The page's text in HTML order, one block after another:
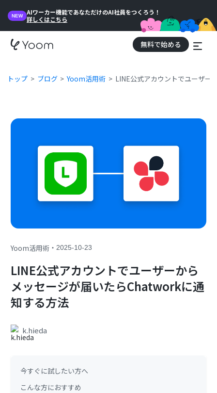
NEW
AIワーカー機能であなただけのAI社員をつくろう！
詳しくはこちら
無料で始める
トップ ブログ Yoom活用術 LINE公式アカウントでユーザ
Yoom活用術 ・2025-10-23
LINE公式アカウントでユーザーから
メッセージが届いたらChatworkに通
知する方法
k.hieda
今すぐに試したい方へ
こんな方におすすめ